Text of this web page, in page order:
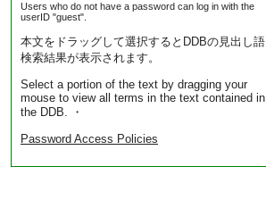
Users who do not have a password can log in with the
userID "guest".
本文をドラッグして選択するとDDBの見出し語
検索結果が表示されます。
Select a portion of the text by dragging your
mouse to view all terms in the text contained in
the DDB. ・
Password Access Policies